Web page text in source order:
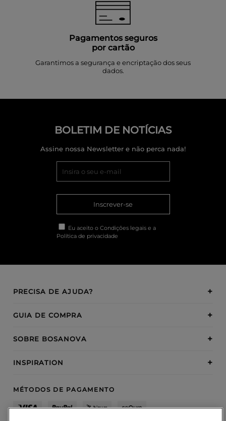
Pagamentos seguros
por cartão
Garantimos a segurança e encriptação dos seus
dados.
BOLETIM DE NOTÍCIAS
Assine nossa Newsletter e não perca nada!
Inscrever-se
Eu aceito o Condições legais e a
Política de privacidade
PRECISA DE AJUDA?
GUIA DE COMPRA
SOBRE BOSANOVA
INSPIRATION
MÉTODOS DE PAGAMENTO